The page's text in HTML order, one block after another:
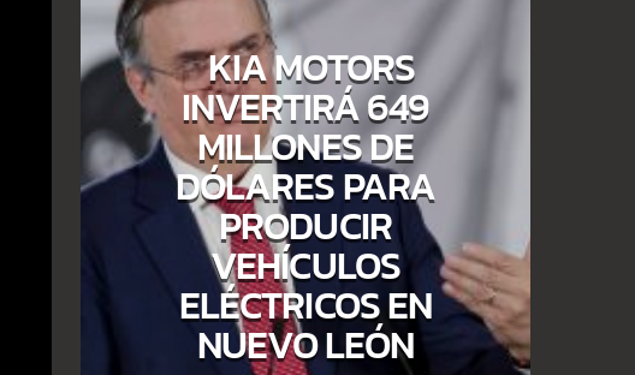
KIA MOTORS
INVERTIRÁ 649
MILLONES DE
DÓLARES PARA
PRODUCIR
VEHÍCULOS
ELÉCTRICOS EN
NUEVO LEÓN